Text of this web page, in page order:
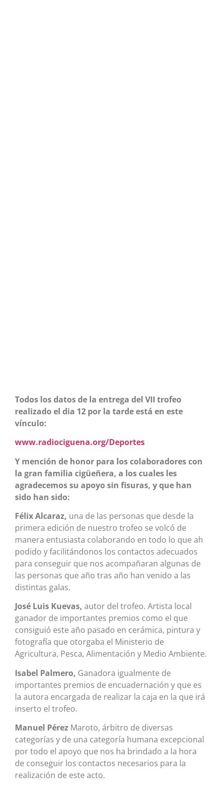
Todos los datos de la entrega del VII trofeo
realizado el dia 12 por la tarde está en este
vínculo:
www.radiociguena.org/Deportes
Y mención de honor para los colaboradores con
la gran familia cigüeñera, a los cuales les
agradecemos su apoyo sin fisuras, y que han
sido han sido:
Félix Alcaraz, una de las personas que desde la
primera edición de nuestro trofeo se volcó de
manera entusiasta colaborando en todo lo que ah
podido y facilitándonos los contactos adecuados
para conseguir que nos acompañaran algunas de
las personas que año tras año han venido a las
distintas galas.
José Luis Kuevas, autor del trofeo. Artista local
ganador de importantes premios como el que
consiguió este año pasado en cerámica, pintura y
fotografía que otorgaba el Ministerio de
Agricultura, Pesca, Alimentación y Medio Ambiente.
Isabel Palmero, Ganadora igualmente de
importantes premios de encuadernación y que es
la autora encargada de realizar la caja en la que irá
inserto el trofeo.
Manuel Pérez Maroto, árbitro de diversas
categorías y de una categoría humana excepcional
por todo el apoyo que nos ha brindado a la hora
de conseguir los contactos necesarios para la
realización de este acto.